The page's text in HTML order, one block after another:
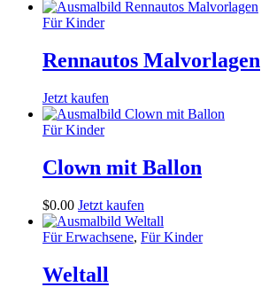
Für Kinder
Rennautos Malvorlagen
Jetzt kaufen
Für Kinder
Clown mit Ballon
$0.00 Jetzt kaufen
Für Erwachsene, Für Kinder
Weltall